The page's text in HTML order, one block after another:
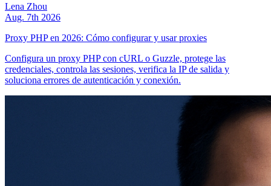
Lena Zhou
Aug. 7th 2026
Proxy PHP en 2026: Cómo configurar y usar proxies
Configura un proxy PHP con cURL o Guzzle, protege las
credenciales, controla las sesiones, verifica la IP de salida y
soluciona errores de autenticación y conexión.